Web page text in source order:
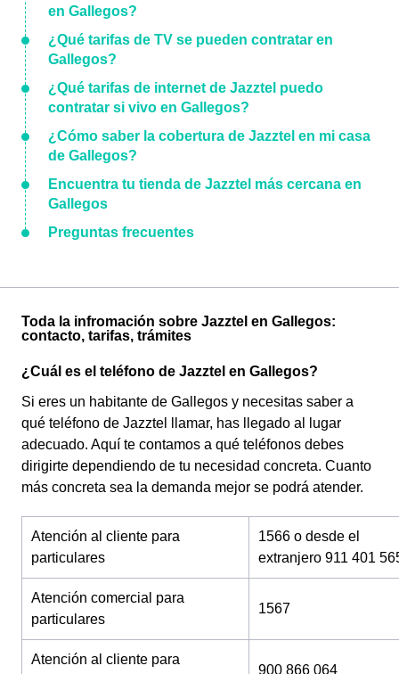
en Gallegos?
¿Qué tarifas de TV se pueden contratar en
Gallegos?
¿Qué tarifas de internet de Jazztel puedo
contratar si vivo en Gallegos?
¿Cómo saber la cobertura de Jazztel en mi casa
de Gallegos?
Encuentra tu tienda de Jazztel más cercana en
Gallegos
Preguntas frecuentes
Toda la infromación sobre Jazztel en Gallegos:
contacto, tarifas, trámites
¿Cuál es el teléfono de Jazztel en Gallegos?
Si eres un habitante de Gallegos y necesitas saber a
qué teléfono de Jazztel llamar, has llegado al lugar
adecuado. Aquí te contamos a qué teléfonos debes
dirigirte dependiendo de tu necesidad concreta. Cuanto
más concreta sea la demanda mejor se podrá atender.
Atención al cliente para
particulares
1566 o desde el
extranjero 911 401
Atención comercial para
particulares
1567
Atención al cliente para
900 866 064